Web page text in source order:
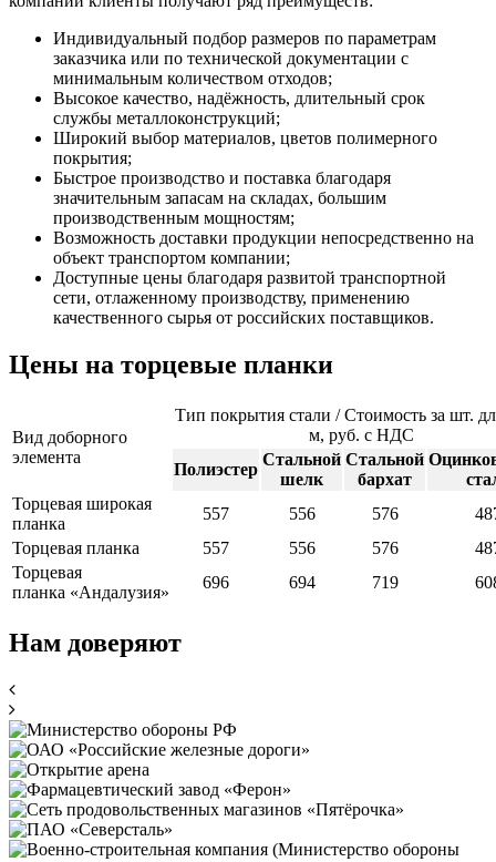
Индивидуальный подбор размеров по параметрам
заказчика или по технической документации с
минимальным количеством отходов;
Высокое качество, надёжность, длительный срок
службы металлоконструкций;
Широкий выбор материалов, цветов полимерного
покрытия;
Быстрое производство и поставка благодаря
значительным запасам на складах, большим
производственным мощностям;
Возможность доставки продукции непосредственно на
объект транспортом компании;
Доступные цены благодаря развитой транспортной
сети, отлаженному производству, применению
качественного сырья от российских поставщиков.
Цены на торцевые планки
Вид доборного
элемента
Тип покрытия стали / Стоимость за шт.
м, руб. с НДС
Полиэстер
Стальной
шелк
Стальной
бархат
Торцевая широкая
планка
557 556 576
Торцевая планка
557 556 576
Торцевая
планка «Андалузия»
696 694 719
Нам доверяют